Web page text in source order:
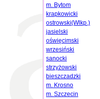
m. Bytom
krapkowicki
ostrowski(Wlkp.)
jasielski
oświęcimski
wrzesiński
sanocki
strzyżowski
bieszczadzki
m. Krosno
m. Szczecin